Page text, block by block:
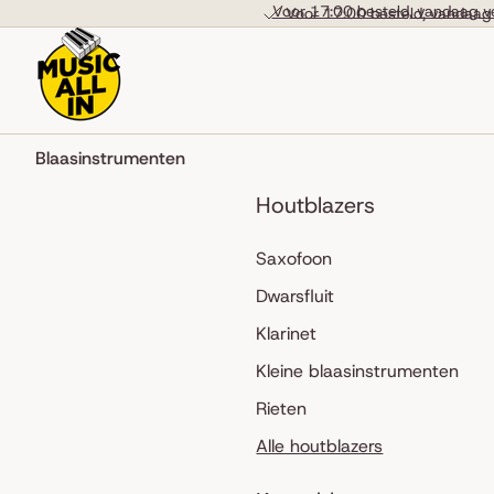
Voor 17:00 besteld,
Voor 17:00 besteld, vandaag
Blaasinstrumenten
Houtblazers
Saxofoon
Dwarsfluit
Klarinet
Kleine blaasinstrumenten
Rieten
Alle houtblazers